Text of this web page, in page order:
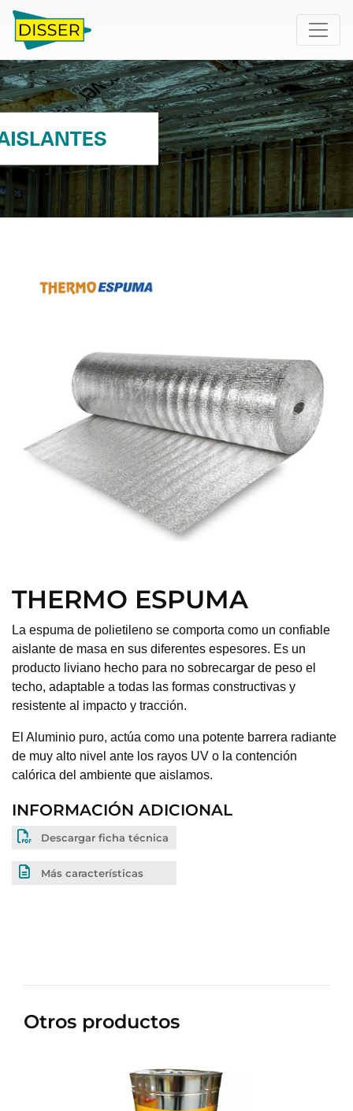
THERMO ESPUMA
La espuma de polietileno se comporta como un confiable
aislante de masa en sus diferentes espesores. Es un
producto liviano hecho para no sobrecargar de peso el
techo, adaptable a todas las formas constructivas y
resistente al impacto y tracción.
El Aluminio puro, actúa como una potente barrera radiante
de muy alto nivel ante los rayos UV o la contención
calórica del ambiente que aislamos.
INFORMACIÓN ADICIONAL
Descargar ficha técnica
Más características
Otros productos